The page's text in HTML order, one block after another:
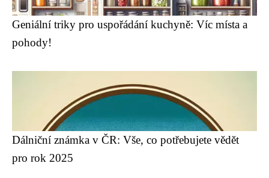
Geniální triky pro uspořádání kuchyně: Víc místa a
pohody!
Dálniční známka v ČR: Vše, co potřebujete vědět
pro rok 2025